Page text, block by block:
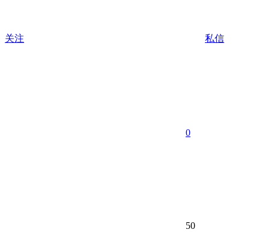
关注 私信
0
50